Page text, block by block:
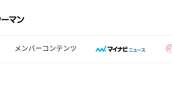
メンバーコンテンツ